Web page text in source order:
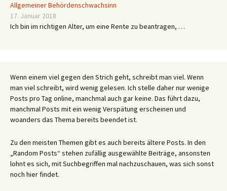
Allgemeiner Behördenschwachsinn
17. Januar 2018
Ich bin im richtigen Alter, um eine Rente zu beantragen, …
Wenn einem viel gegen den Strich geht, schreibt man viel. Wenn
man viel schreibt, wird wenig gelesen. Ich stelle daher nur wenige
Posts pro Tag online, manchmal auch gar keine. Das führt dazu,
manchmal Posts mit ein wenig Verspätung erscheinen und
woanders das Thema bereits beendet ist.
Zu den meisten Themen gibt es auch bereits ältere Posts. In den
„Random Posts“ stehen zufällig ausgewählte Beiträge, ansonsten
lohnt es sich, mit Suchbegriffen mal nachzuschauen, was sich sonst
noch hier findet.